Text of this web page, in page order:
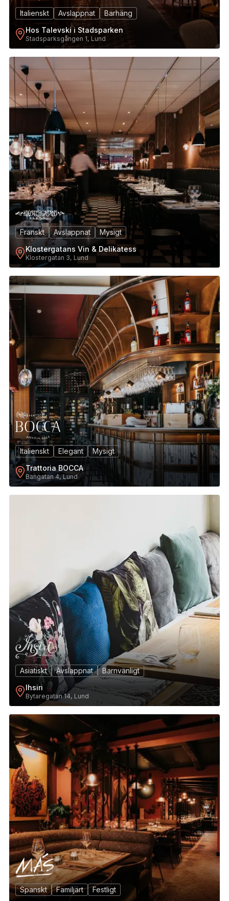
Italienskt Avslappnat
Barhäng
Hos Talevski i Stadsparken
Stadsparksgången 1, Lund
3
Franskt Avslappnat
Mysigt
Klostergatans Vin & Delikatess
Klostergatan 3, Lund
4
Italienskt Elegant
Mysigt
Trattoria BOCCA
Bangatan 4, Lund
Asiatiskt Avslappnat
Barnvänligt
Ihsiri
Bytaregatan 14, Lund
6
Spanskt Familjärt
Festligt